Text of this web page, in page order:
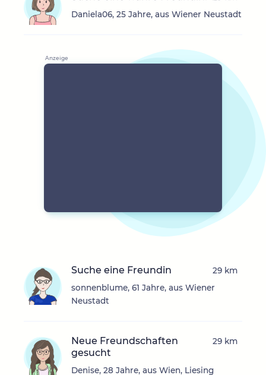
Daniela06, 25 Jahre, aus Wiener Neustadt
Suche eine Freundin
sonnenblume, 61 Jahre, aus Wiener
Neustadt
29 km
Neue Freundschaften
gesucht
Denise, 28 Jahre, aus Wien, Liesing
29 km